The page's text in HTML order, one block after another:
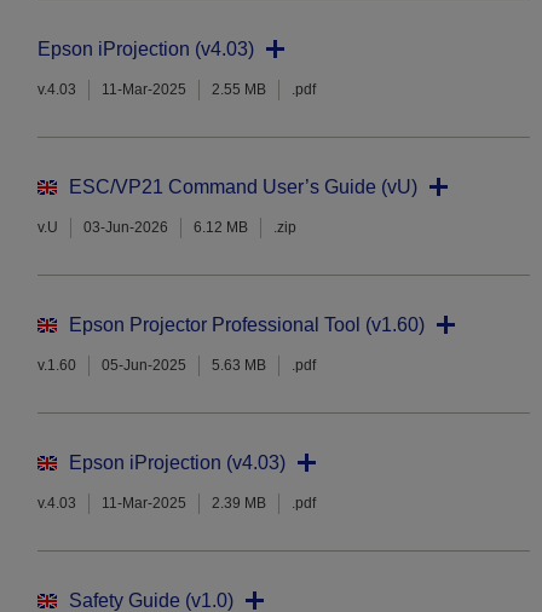
Epson iProjection (v4.03)
v.4.03 11-Mar-2025 2.55 MB .pdf
ESC/VP21 Command User’s Guide (vU)
v.U 03-Jun-2026 6.12 MB .zip
Epson Projector Professional Tool (v1.60)
v.1.60 05-Jun-2025 5.63 MB .pdf
Epson iProjection (v4.03)
v.4.03 11-Mar-2025 2.39 MB .pdf
Safety Guide (v1.0)